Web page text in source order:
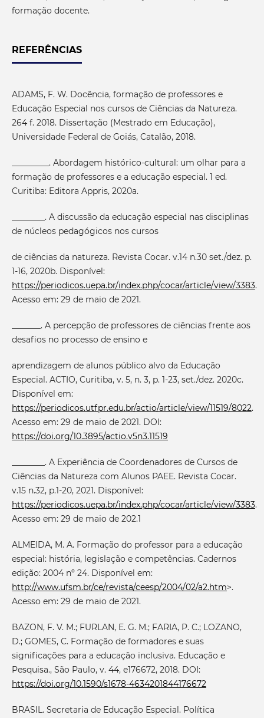
formação docente.
REFERÊNCIAS
ADAMS, F. W. Docência, formação de professores e
Educação Especial nos cursos de Ciências da Natureza.
264 f. 2018. Dissertação (Mestrado em Educação),
Universidade Federal de Goiás, Catalão, 2018.
_________. Abordagem histórico-cultural: um olhar para a
formação de professores e a educação especial. 1 ed.
Curitiba: Editora Appris, 2020a.
________. A discussão da educação especial nas disciplinas
de núcleos pedagógicos nos cursos
de ciências da natureza. Revista Cocar. v.14 n.30 set./dez. p.
1-16, 2020b. Disponível:
https://periodicos.uepa.br/index.php/cocar/article/view/3383.
Acesso em: 29 de maio de 2021.
_______. A percepção de professores de ciências frente aos
desafios no processo de ensino e
aprendizagem de alunos público alvo da Educação
Especial. ACTIO, Curitiba, v. 5, n. 3, p. 1-23, set./dez. 2020c.
Disponível em:
https://periodicos.utfpr.edu.br/actio/article/view/11519/8022.
Acesso em: 29 de maio de 2021. DOI:
https://doi.org/10.3895/actio.v5n3.11519
________. A Experiência de Coordenadores de Cursos de
Ciências da Natureza com Alunos PAEE. Revista Cocar.
v.15 n.32, p.1-20, 2021. Disponível:
https://periodicos.uepa.br/index.php/cocar/article/view/3383.
Acesso em: 29 de maio de 202.1
ALMEIDA, M. A. Formação do professor para a educação
especial: história, legislação e competências. Cadernos
edição: 2004 nº 24. Disponível em:
http://www.ufsm.br/ce/revista/ceesp/2004/02/a2.htm>.
Acesso em: 29 de maio de 2021.
BAZON, F. V. M.; FURLAN, E. G. M.; FARIA, P. C.; LOZANO,
D.; GOMES, C. Formação de formadores e suas
significações para a educação inclusiva. Educação e
Pesquisa., São Paulo, v. 44, e176672, 2018. DOI:
https://doi.org/10.1590/s1678-4634201844176672
BRASIL. Secretaria de Educação Especial. Política